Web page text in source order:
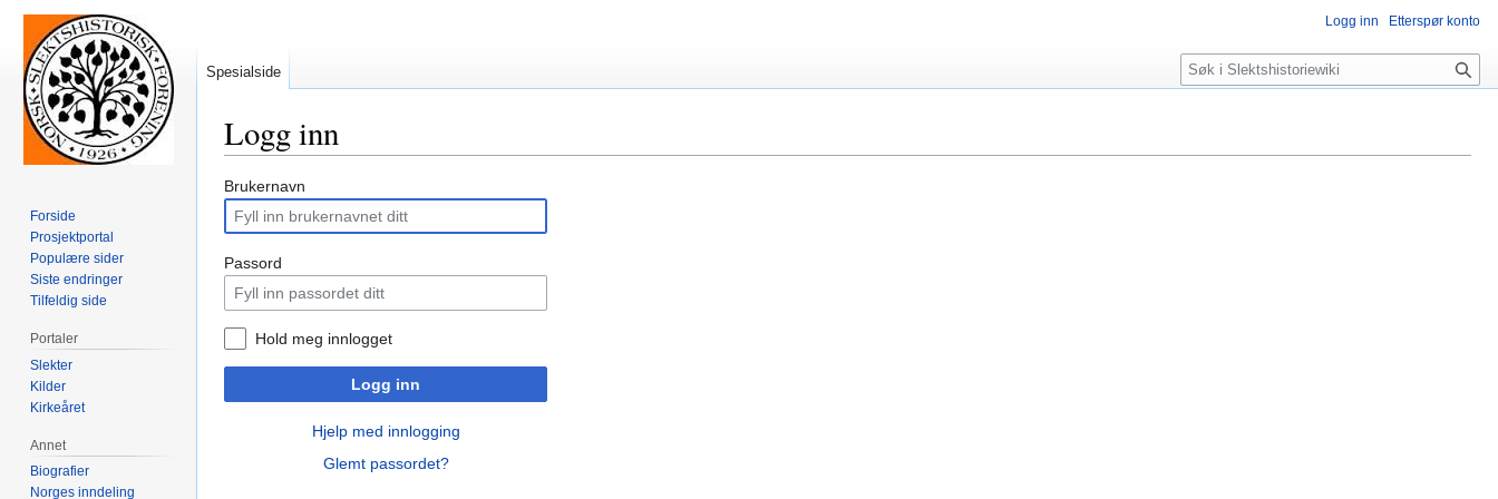
Logg inn
Hopp
navigering
Hopp
søk
Brukernavn
Passord
Hold meg innlogget
Logg inn
Hjelp med innlogging
Glemt passordet?
Logg inn Etterspør konto
Spesialside
Søk
Forside
Prosjektportal
Populære sider
Siste endringer
Tilfeldig side
Portaler
Slekter
Kilder
Kirkeåret
Annet
Biografier
Norges inndeling